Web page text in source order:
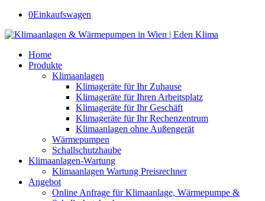
0Einkaufswagen
Home
Produkte
Klimaanlagen
Klimageräte für Ihr Zuhause
Klimageräte für Ihren Arbeitsplatz
Klimageräte für Ihr Geschäft
Klimageräte für Ihr Rechenzentrum
Klimaanlagen ohne Außengerät
Wärmepumpen
Schallschutzhaube
Klimaanlagen-Wartung
Klimaanlagen Wartung Preisrechner
Angebot
Online Anfrage für Klimaanlage, Wärmepumpe &